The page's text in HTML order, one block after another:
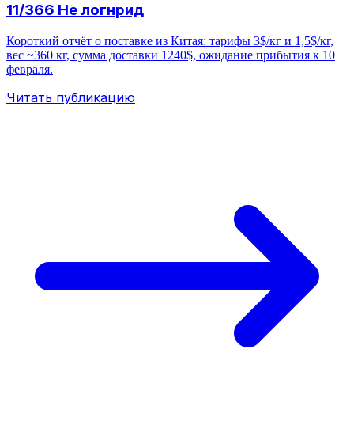
11/366 Не логнрид
Короткий отчёт о поставке из Китая: тарифы 3$/кг и 1,5$/кг,
вес ~360 кг, сумма доставки 1240$, ожидание прибытия к 10
февраля.
Читать публикацию